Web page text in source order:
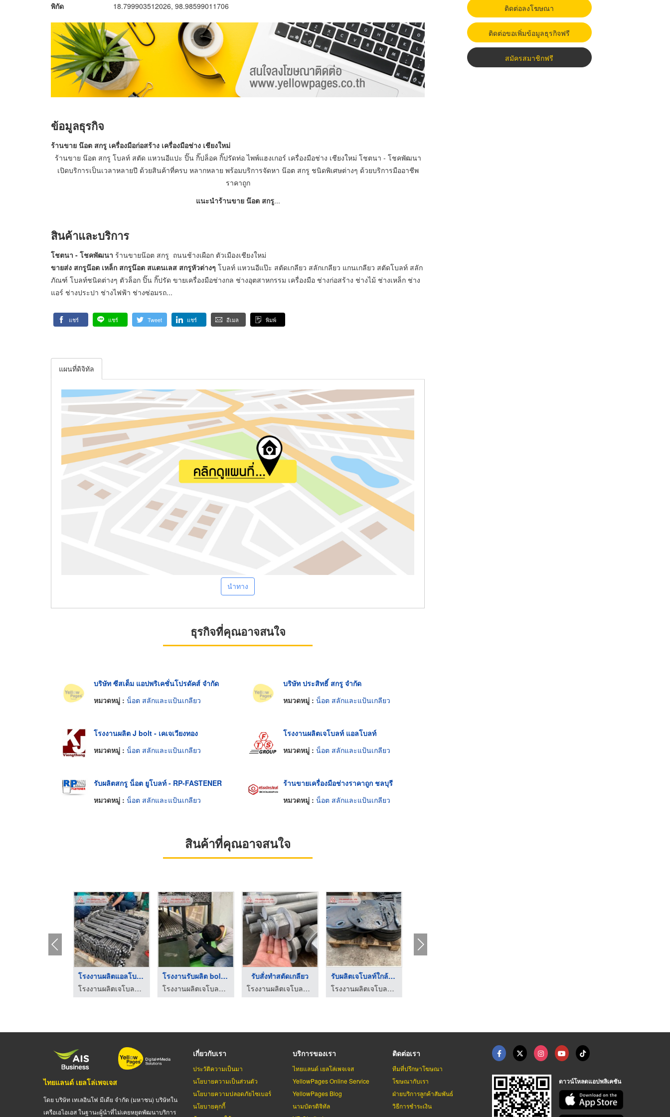
พิกัด 18.799903512026, 98.98599011706
ข้อมูลธุรกิจ
ร้านขาย น๊อต สกรู เครื่องมือก่อสร้าง เครื่องมือช่าง เชียงใหม่
ร้านขาย น๊อต สกรู โบลท์ สตัด แหวนอีแปะ ปิ๊น กิ๊ปล็อค กิ๊ปรัดท่อ ไพพ์แฮงเกอร์ เครื่องมือช่าง เชียงใหม่ โชตนา - โชคพัฒนา
เปิดบริการเป็นเวลาหลายปี ด้วยสินค้าที่ครบ หลากหลาย พร้อมบริการจัดหา น๊อต สกรู ชนิดพิเศษต่างๆ ด้วยบริการมืออาชีพ
ราคาถูก
แนะนำร้านขาย น๊อต สกรู...
สินค้าและบริการ
โชตนา - โชคพัฒนา ร้านขายน๊อต สกรู ถนนช้างเผือก ตัวเมืองเชียงใหม่
ขายส่ง สกรูน๊อต เหล็ก สกรูน๊อต สแตนเลส สกรูหัวต่างๆ โบลท์ แหวนอีแป๊ะ สตัดเกลียว สลักเกลียว แกนเกลียว สตัดโบลท์ สลัก
ภัณฑ์ โบลท์ชนิดต่างๆ ตัวล็อก ปิ๊น กิ๊ปรัด ขายเครื่องมือช่างกล ช่างอุตสาหกรรม เครื่องมือ ช่างก่อสร้าง ช่างไม้ ช่างเหล็ก ช่าง
แอร์ ช่างประปา ช่างไฟฟ้า ช่างซ่อมรถ...
แชร์ แชร์ Tweet แชร์ อีเมล พิมพ์
แผนที่ดิจิทัล
นำทาง
ธุรกิจที่คุณอาจสนใจ
บริษัท ซีสเต็ม แอปพริเคชั่นโปรดัคส์ จำกัด
หมวดหมู่ : น็อต สลักและแป้นเกลียว
บริษัท ประสิทธิ์ สกรู จำกัด
หมวดหมู่ : น็อต สลักและแป้นเกลียว
โรงงานผลิต J bolt - เคเจเวียงทอง
หมวดหมู่ : น็อต สลักและแป้นเกลียว
โรงงานผลิตเจโบลท์ แอลโบลท์
หมวดหมู่ : น็อต สลักและแป้นเกลียว
รับผลิตสกรู น็อต ยูโบลท์ - RP-FASTENER
หมวดหมู่ : น็อต สลักและแป้นเกลียว
ร้านขายเครื่องมือช่างราคาถูก ชลบุรี
หมวดหมู่ : น็อต สลักและแป้นเกลียว
สินค้าที่คุณอาจสนใจ
รับผลิต J Bolt ตามแบ ...
โรงงานผลิตเจโบลท์ แอลโบลท์
โรงงานผลิตแอลโบลท์
โรงงานผลิตเจโบลท์ แอลโบลท์
โรงงานรับผลิต bolt ร ...
โรงงานผลิตเจโบลท์ แอลโบลท์
รับสั่งทำสตัดเกลียว
โรงงานผลิตเจโบลท์ แอลโบลท์
ติดต่อลงโฆษณา
ติดต่อขอเพิ่มข้อมูลธุรกิจฟรี
สมัครสมาชิกฟรี
ไทยแลนด์ เยลโล่เพจเจส
โดย บริษัท เทเลอินโฟ มีเดีย จำกัด (มหาชน) บริษัทใน
เครือเอไอเอส ในฐานะผู้นำที่ไม่เคยหยุดพัฒนาบริการ
เกี่ยวกับเรา
ประวัติความเป็นมา
นโยบายความเป็นส่วนตัว
นโยบายความปลอดภัยไซเบอร์
นโยบายคุกกี้
บริการของเรา
ไทยแลนด์ เยลโล่เพจเจส
YellowPages Online Service
YellowPages Blog
นามบัตรดิจิทัล
ติดต่อเรา
ทีมที่ปรึกษาโฆษณา
โฆษณากับเรา
ฝ่ายบริการลูกค้าสัมพันธ์
วิธีการชำระเงิน
ดาวน์โหลดแอปพลิเคชัน